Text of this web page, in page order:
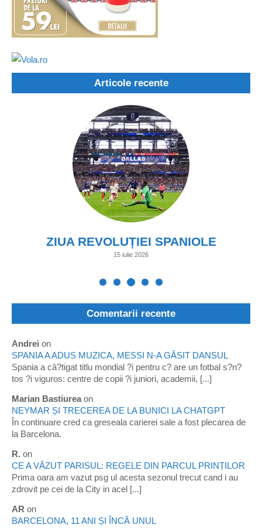
Articole recente
ZIUA REVOLUȚIEI SPANIOLE
15 iulie 2026
Comentarii recente
Andrei on
SPANIA A ADUS MUZICA, MESSI N-A GĂSIT DANSUL
Spania a câ?tigat titlu mondial ?i pentru c? are un fotbal s?n?
tos ?i viguros: centre de copii ?i juniori, academii, [...]
Marian Bastiureaon
NEYMAR ȘI TRECEREA DE LA BUNICI LA CHATGPT
În continuare cred ca greseala carierei sale a fost plecarea de
la Barcelona.
R. on
CE A VĂZUT PARISUL: REGELE DIN PARCUL PRINȚILOR
Prima oara am vazut psg ul acesta sezonul trecut cand i au
zdrovit pe cei de la City in acel [...]
AR on
BARCELONA, 11 ANI ȘI ÎNCĂ UNUL